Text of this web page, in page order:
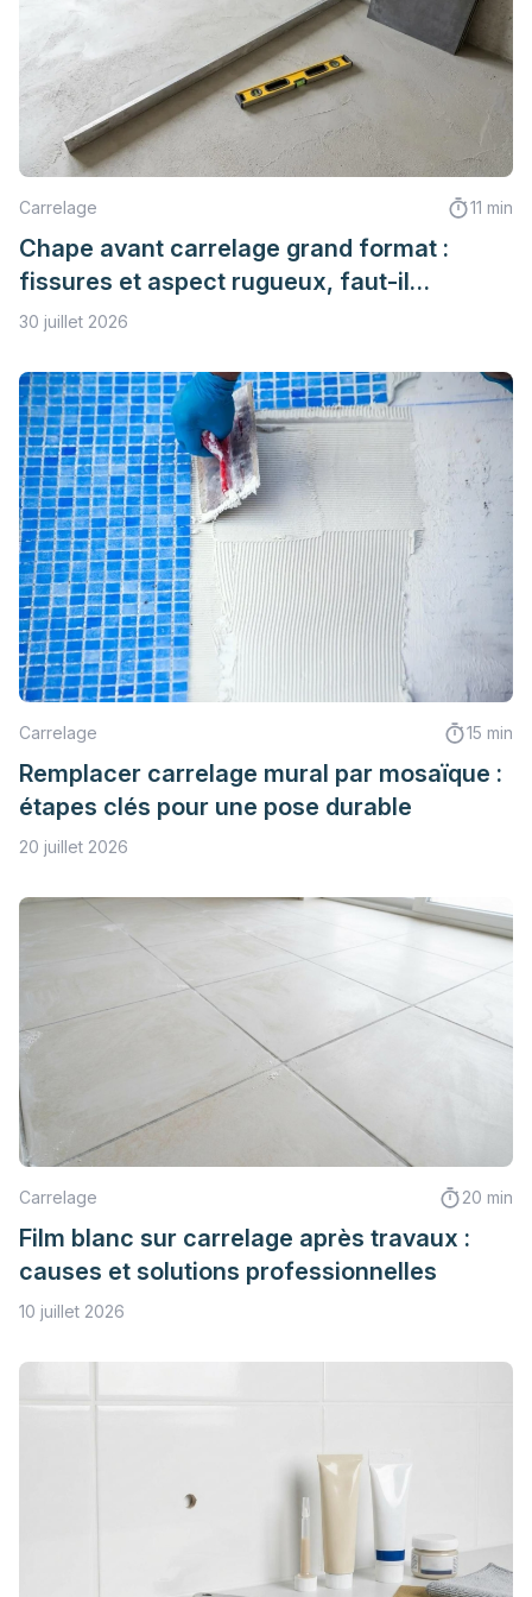
Carrelage 11 min
Chape avant carrelage grand format :
fissures et aspect rugueux, faut-il
s’inquiéter ?
30 juillet 2026
Carrelage 15 min
Remplacer carrelage mural par mosaïque :
étapes clés pour une pose durable
20 juillet 2026
Carrelage 20 min
Film blanc sur carrelage après travaux :
causes et solutions professionnelles
10 juillet 2026